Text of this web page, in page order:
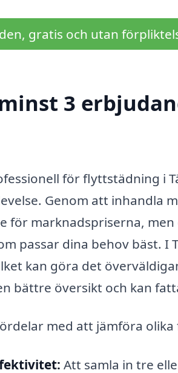
gratis och utan
3
för flyttstädning i
Genom att inhandla
för marknadspriserna,
passar dina behov bäst.
kan göra det
bättre översikt och kan
med att jämföra
Att samla in tre